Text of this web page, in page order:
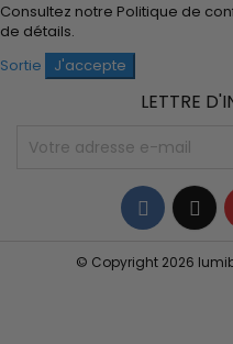
Consultez notre Politique de
de détails.
Sortie
J'accepte
LETTRE
© Copyright 2026